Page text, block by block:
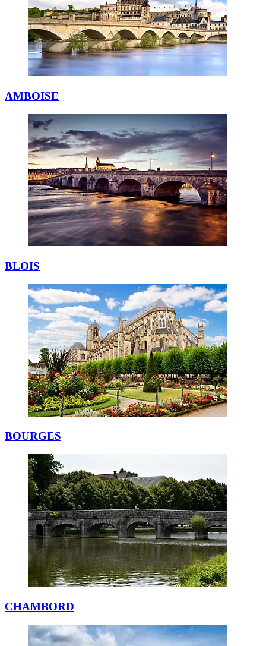
AMBOISE
BLOIS
BOURGES
CHAMBORD